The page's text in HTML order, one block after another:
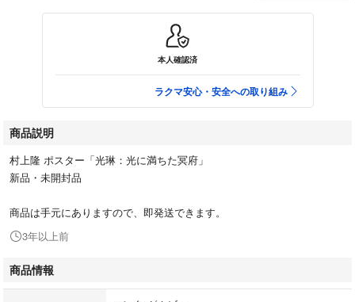
本人確認済
ラクマ安心・安全への取り組み
商品説明
村上隆 ポスター「光琳：光に満ちた冥府」
新品・未開封品
商品は手元にありますので、即発送できます。
3年以上前
商品情報